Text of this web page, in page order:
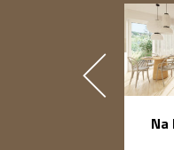
Na